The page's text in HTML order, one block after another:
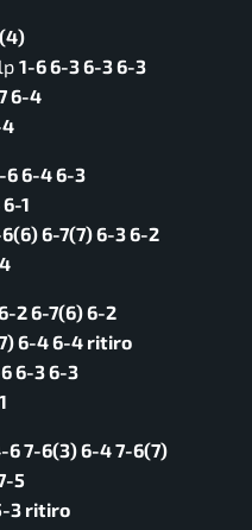
1-6 6-3 6-3 6-3
6-4
6 6-4 6-3
1
6-7(7) 6-3 6-2
2 6-7(6) 6-2
6-4 6-4 ritiro
6-3 6-3
6 7-6(3) 6-4 7-6(7)
5
3 ritiro